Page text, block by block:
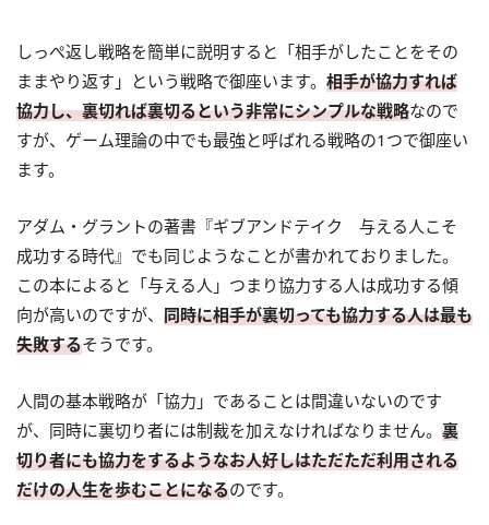
しっぺ返し戦略を簡単に説明すると「相手がしたことをその
ままやり返す」という戦略で御座います。 相手が協力すれば
協力し、裏切れば裏切るという非常にシンプルな戦略なので
すが、ゲーム理論の中でも最強と呼ばれる戦略の1つで御座い
ます。
アダム・グラントの著書『ギブアンドテイク 与える人こそ
成功する時代』でも同じようなことが書かれておりました。
この本によると「与える人」つまり協力する人は成功する傾
向が高いのですが、 同時に相手が裏切っても協力する人は最も
失敗するそうです。
人間の基本戦略が「協力」であることは間違いないのです
が、同時に裏切り者には制裁を加えなければなりません。 裏
切り者にも協力をするようなお人好しはただただ利用される
だけの人生を歩むことになるのです。